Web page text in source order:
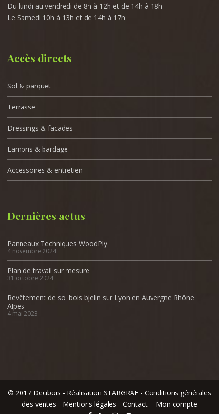
Du lundi au vendredi de 8h à 12h et de 14h à 18h
Le Samedi 10h à 13h et de 14h à 17h
Accès directs
Sol & parquet
Terrasse
Dressings & facades
Lambris & bardage
Accessoires & entretien
Dernières actus
Panneaux Techniques WoodPly
4 novembre 2024
Plan de travail sur mesure
31 octobre 2024
Revêtement de sol bois bjelin sur Lyon en Auvergne Rhône
Alpes
4 mai 2023
© 2017 Decibois - Réalisation STARGRAF - Conditions générales
des ventes - Mentions légales - Contact - Mon compte